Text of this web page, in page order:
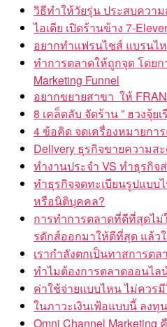
วิธีทำให้วัยรุ่น ประสบความ
ไอเดีย เปิดร้านข้าง 7-
อยากทำแฟรนไชส์ แบรนไ
ทำการตลาดให้ถูกจุด โดย
Marketing Funnel
อยากขยายสาขา ให้
8 เคล็ดลับ จัดร้าน ” ฮวงจุ้ย
4 ข้อคิด จดเครื่องหมายกา
Delivery ธุรกิจขายความส
ทำงานประจำ VS ทำธุรกิจ
ทำธุรกิจจดทะเบียนรูปแบบ
หรือนิติบุคคล?
การทำการตลาดที่ดีที่สุดไ
รดักส์ออกมาให้ดีที่สุด แล้ว
เรากำลังตกเป็นทาสการตล
ทำไมต้องการตลาดออนไล
ค่าใช้จ่ายแบบไหน ไม่ควร
ในภาวะเงินเฟ้อแบบนี้ ลง
Omni Channel Marketing